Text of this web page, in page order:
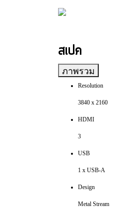
สเปค
ภาพรวม
Resolution
3840 x 2160
HDMI
3
USB
1 x USB-A
Design
Metal Stream